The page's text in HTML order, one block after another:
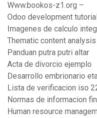
Www.bookos-z1.org –
Odoo development
Imagenes de calculo
Thematic content
Panduan putra putri altar
Acta de divorcio ejemplo
Desarrollo embrionario
Lista de verificacion iso
Normas de informacion
Human resource